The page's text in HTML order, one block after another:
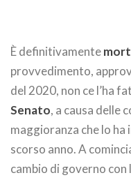
È definitivamente
provvedimento,
del 2020, non ce l’ha
Senato, a causa delle
maggioranza che lo
scorso anno. A
cambio di governo con